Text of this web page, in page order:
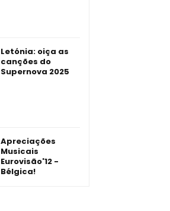
Letónia: oiça as
canções do
Supernova 2025
Apreciações
Musicais
Eurovisão'12 -
Bélgica!